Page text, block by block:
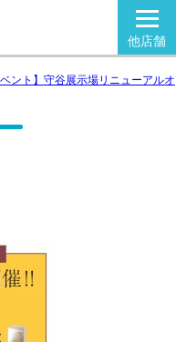
他店舗
ベント】守谷展示場リニューアルオ